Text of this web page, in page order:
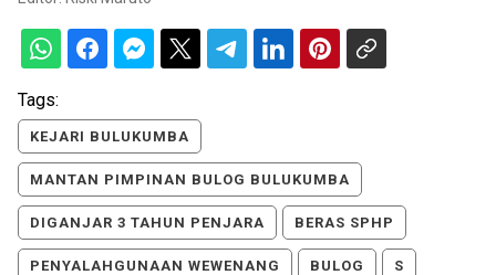
Tags:
KEJARI BULUKUMBA
MANTAN PIMPINAN BULOG BULUKUMBA
DIGANJAR 3 TAHUN PENJARA BERAS SPHP
PENYALAHGUNAAN WEWENANG BULOG S